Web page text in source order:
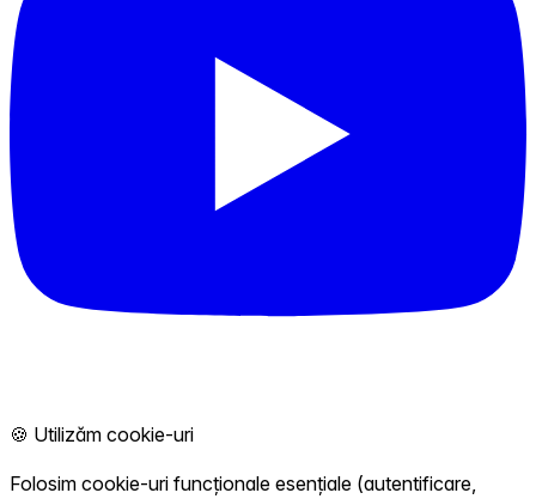
🍪 Utilizăm cookie-uri
Folosim cookie-uri funcționale esențiale (autentificare,